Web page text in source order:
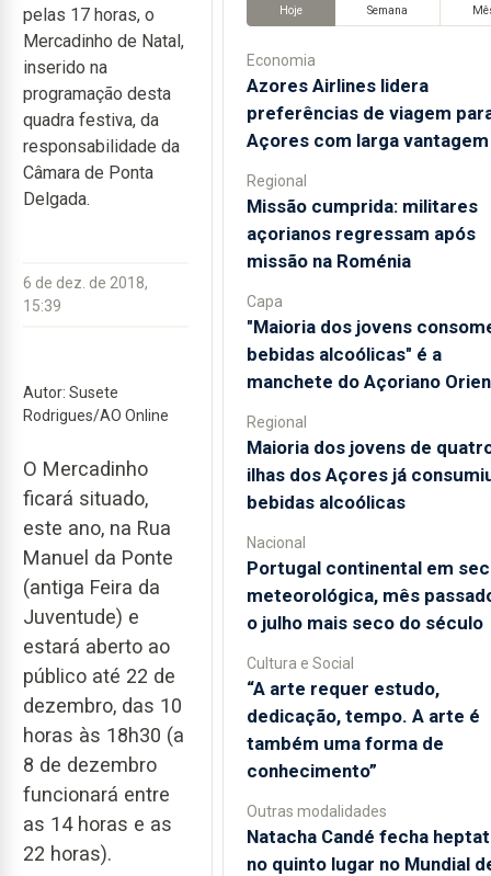
pelas 17 horas, o
Mercadinho de Natal,
inserido na
programação desta
quadra festiva, da
responsabilidade da
Câmara de Ponta
Delgada.
6 de dez. de 2018,
15:39
Autor: Susete
Rodrigues/AO Online
O Mercadinho
ficará situado,
este ano, na Rua
Manuel da Ponte
(antiga Feira da
Juventude) e
estará aberto ao
público até 22 de
dezembro, das 10
horas às 18h30 (a
8 de dezembro
funcionará entre
as 14 horas e as
22 horas).
Hoje Semana
Economia
Azores Airlines lidera
preferências de viagem
Açores com larga vantagem
Regional
Missão cumprida: militares
açorianos regressam após
missão na Roménia
Capa
"Maioria dos jovens
bebidas alcoólicas" é a
manchete do Açoriano
Regional
Maioria dos jovens de
ilhas dos Açores já
bebidas alcoólicas
Nacional
Portugal continental em
meteorológica, mês
o julho mais seco do século
Cultura e Social
“A arte requer estudo,
dedicação, tempo. A arte é
também uma forma de
conhecimento”
Outras modalidades
Natacha Candé fecha
no quinto lugar no Mundial